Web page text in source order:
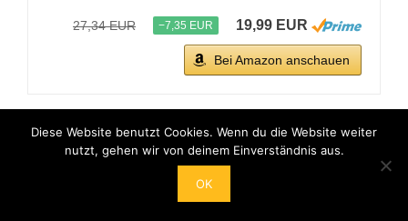
27,34 EUR −7,35 EUR 19,99 EUR
Bei Amazon anschauen
BESTSELLER NR. 7
Diese Website benutzt Cookies. Wenn du die Website weiter
nutzt, gehen wir von deinem Einverständnis aus.
OK